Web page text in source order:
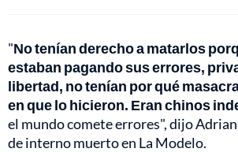
"No tenían derecho a matarlos
estaban pagando sus errores,
libertad, no tenían por qué
en que lo hicieron. Eran chinos
el mundo comete errores", dijo
de interno muerto en La Modelo.